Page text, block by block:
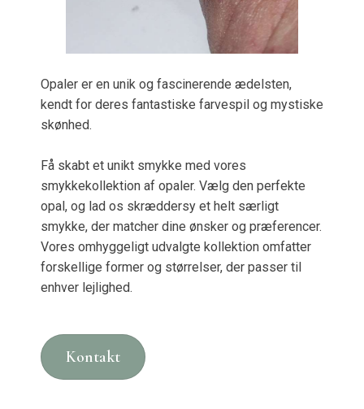
Opaler er en unik og fascinerende ædelsten,
kendt for deres fantastiske farvespil og mystiske
skønhed.
Få skabt et unikt smykke med vores
smykkekollektion af opaler. Vælg den perfekte
opal, og lad os skræddersy et helt særligt
smykke, der matcher dine ønsker og præferencer.
Vores omhyggeligt udvalgte kollektion omfatter
forskellige former og størrelser, der passer til
enhver lejlighed.
Kontakt​